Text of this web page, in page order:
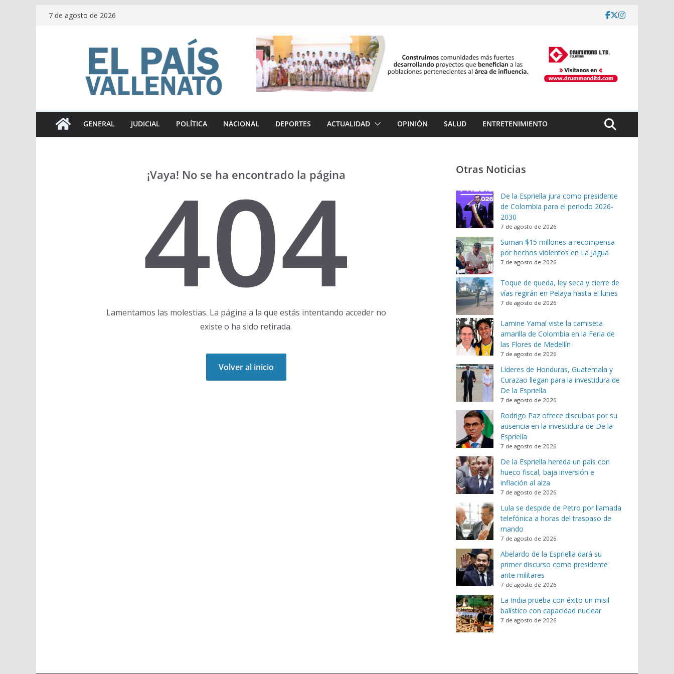
Saltar7 de agosto de 2026
GENERAL JUDICIAL POLÍTICA NACIONAL DEPORTES ACTUALIDAD OPINIÓN SALUD ENTRETENIMIENTO
¡Vaya! No se ha encontrado la página
404
Lamentamos las molestias. La página a la que estás intentando acceder no
existe o ha sido retirada.
Volver al inicio
Otras Noticias
De la Espriella jura como presidente
de Colombia para el periodo 2026-
2030
7 de agosto de 2026
Suman $15 millones a recompensa
por hechos violentos en La Jagua
7 de agosto de 2026
Toque de queda, ley seca y cierre de
vías regirán en Pelaya hasta el lunes
7 de agosto de 2026
Lamine Yamal viste la camiseta
amarilla de Colombia en la Feria de
las Flores de Medellín
7 de agosto de 2026
Líderes de Honduras, Guatemala y
Curazao llegan para la investidura de
De la Espriella
7 de agosto de 2026
Rodrigo Paz ofrece disculpas por su
ausencia en la investidura de De la
Espriella
7 de agosto de 2026
De la Espriella hereda un país con
hueco fiscal, baja inversión e
inflación al alza
7 de agosto de 2026
Lula se despide de Petro por llamada
telefónica a horas del traspaso de
mando
7 de agosto de 2026
Abelardo de la Espriella dará su
primer discurso como presidente
ante militares
7 de agosto de 2026
La India prueba con éxito un misil
balístico con capacidad nuclear
7 de agosto de 2026